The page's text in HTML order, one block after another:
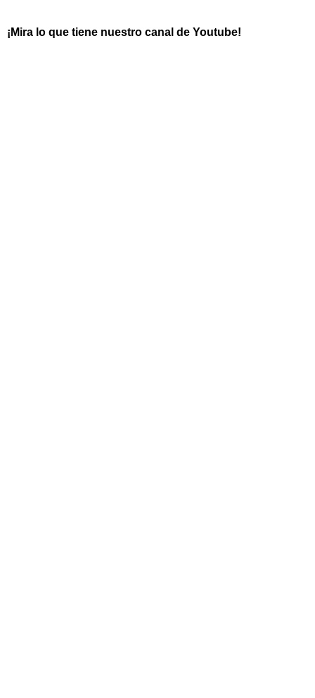
¡Mira lo que tiene nuestro canal de Youtube!